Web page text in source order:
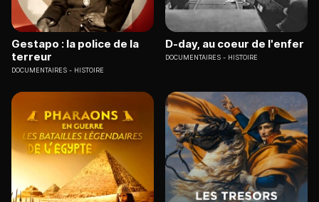
Gestapo : la police de la
terreur
DOCUMENTAIRES HISTOIRE
D-day, au coeur de l'enfer
DOCUMENTAIRES HISTOIRE